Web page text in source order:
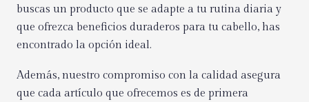
buscas un producto que se adapte a tu rutina diaria y
que ofrezca beneficios duraderos para tu cabello, has
encontrado la opción ideal.
Además, nuestro compromiso con la calidad asegura
que cada artículo que ofrecemos es de primera